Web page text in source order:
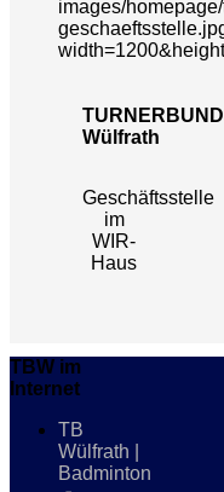
TURNERBUND
Wülfrath
Geschäftsstelle
im
WIR-
Haus
TBW im
Internet
TB
Wülfrath |
Badminton